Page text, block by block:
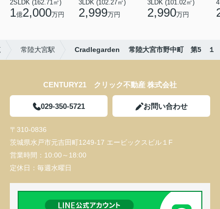
2SLDK (162.71㎡)
1億2,000万円
3LDK (102.27㎡)
2,999万円
3LDK (101.02㎡)
2,990万円
常陸大宮駅 Cradlegarden 常陸大宮市野中町 第5 １
CENTURY21 クリック不動産 株式会社
029-350-5721 お問い合わせ
〒310-0836
茨城県水戸市元吉田町1249-17 エービックスビル１F
営業時間： 10:00～18:00
定休日： 毎週水曜日